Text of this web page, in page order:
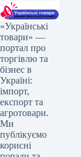
«Українські
товари» —
портал про
торгівлю та
бізнес в
Україні:
імпорт,
експорт та
агротовари.
Ми
публікуємо
корисні